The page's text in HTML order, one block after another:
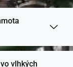
vlhkých